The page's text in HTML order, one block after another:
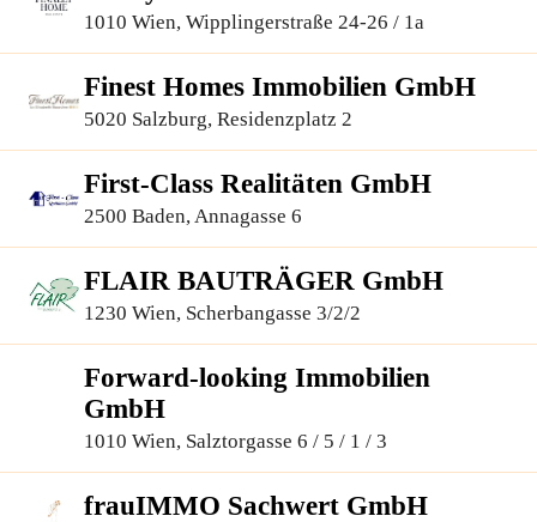
1010 Wien, Wipplingerstraße 24-26 / 1a
Finest Homes Immobilien GmbH
5020 Salzburg, Residenzplatz 2
First-Class Realitäten GmbH
2500 Baden, Annagasse 6
FLAIR BAUTRÄGER GmbH
1230 Wien, Scherbangasse 3/2/2
Forward-looking Immobilien
GmbH
1010 Wien, Salztorgasse 6 / 5 / 1 / 3
frauIMMO Sachwert GmbH